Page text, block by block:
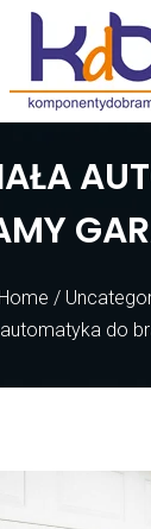
Home /
automatyka do